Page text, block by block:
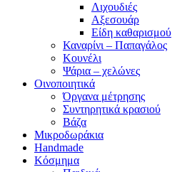
Λιχουδιές
Αξεσουάρ
Είδη καθαρισμού
Καναρίνι – Παπαγάλος
Κουνέλι
Ψάρια – χελώνες
Οινοποιητικά
Όργανα μέτρησης
Συντηρητικά κρασιού
Βάζα
Μικροδωράκια
Handmade
Κόσμημα